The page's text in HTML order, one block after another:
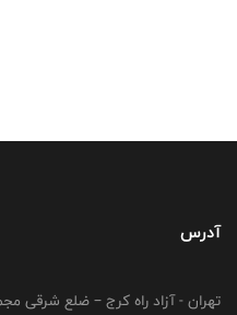
آدرس
تهران - آزاد راه کرج – ضلع شرقی